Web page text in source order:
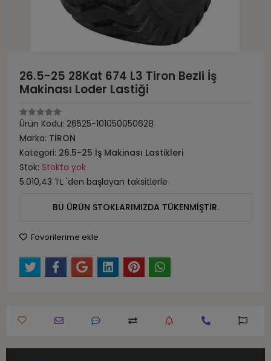
26.5-25 28Kat 674 L3 Tiron Bezli İş
Makinası Loder Lastiği
Ürün Kodu: 26525-101050050628
Marka: TİRON
Kategori: 26.5-25 İş Makinası Lastikleri
Stok: Stokta yok
5.010,43 TL 'den başlayan taksitlerle
BU ÜRÜN STOKLARIMIZDA TÜKENMİŞTİR.
Favorilerime ekle